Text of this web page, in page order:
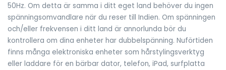
50Hz. Om detta är samma i ditt eget land behöver du ingen
spänningsomvandlare när du reser till Indien. Om spänningen
och/eller frekvensen i ditt land är annorlunda bör du
kontrollera om dina enheter har dubbelspänning. Nuförtiden
finns många elektroniska enheter som hårstylingsverktyg
eller laddare för en bärbar dator, telefon, iPad, surfplatta